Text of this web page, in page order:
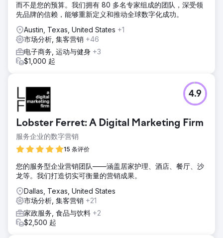
而不是您的预算。我们拥有 80 多名专家组成的团队，深受领
先品牌的信赖，能够重新定义和推动全球数字化成功。
Austin, Texas, United States +1
市场分析, 集客营销 +46
电子商务, 运动与健身 +3
$1,000 起
Lobster Ferret: A Digital Marketing Firm
服务企业的数字营销
15 条评价
4.9
您的服务型企业营销团队——涵盖居家护理、酒店、餐厅、沙
龙等。我们打造切实可衡量的营销成果。
Dallas, Texas, United States
市场分析, 集客营销 +21
家政服务, 食品与饮料 +2
$2,500 起